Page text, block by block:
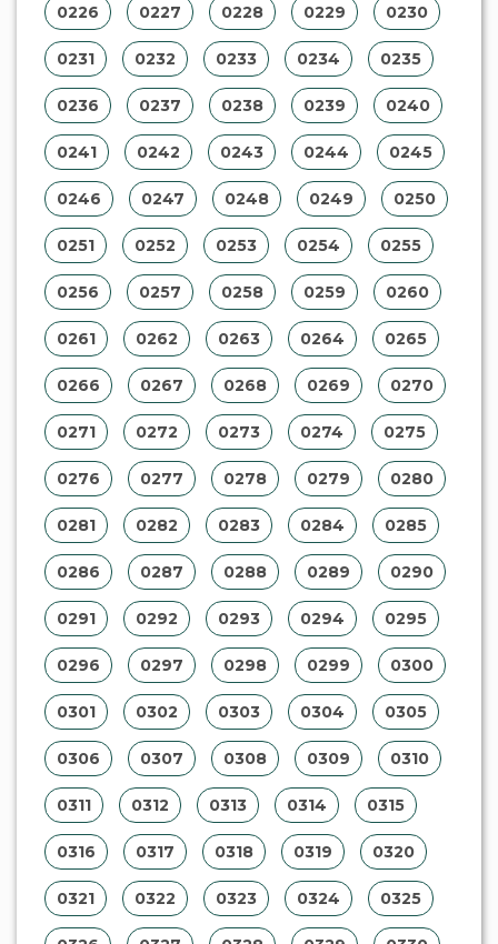
0226 0227 0228 0229 0230
0231 0232 0233 0234 0235
0236 0237 0238 0239 0240
0241 0242 0243 0244 0245
0246 0247 0248 0249 0250
0251 0252 0253 0254 0255
0256 0257 0258 0259 0260
0261 0262 0263 0264 0265
0266 0267 0268 0269 0270
0271 0272 0273 0274 0275
0276 0277 0278 0279 0280
0281 0282 0283 0284 0285
0286 0287 0288 0289 0290
0291 0292 0293 0294 0295
0296 0297 0298 0299 0300
0301 0302 0303 0304 0305
0306 0307 0308 0309 0310
0311 0312 0313 0314 0315
0316 0317 0318 0319 0320
0321 0322 0323 0324 0325